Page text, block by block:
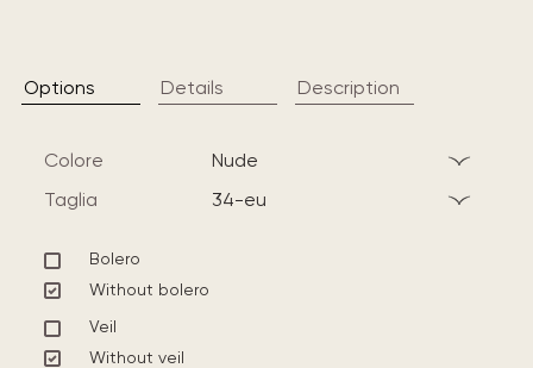
Options Details Description
Colore
nude
Taglia
34-eu
Bolero
Without bolero
Veil
Without veil